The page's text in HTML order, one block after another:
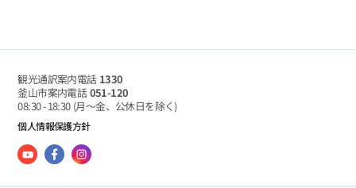
観光通訳案内電話 1330
釜山市案内電話051-120
08:30 - 18:30 (月～金、公休日を除く)
個人情報保護方針